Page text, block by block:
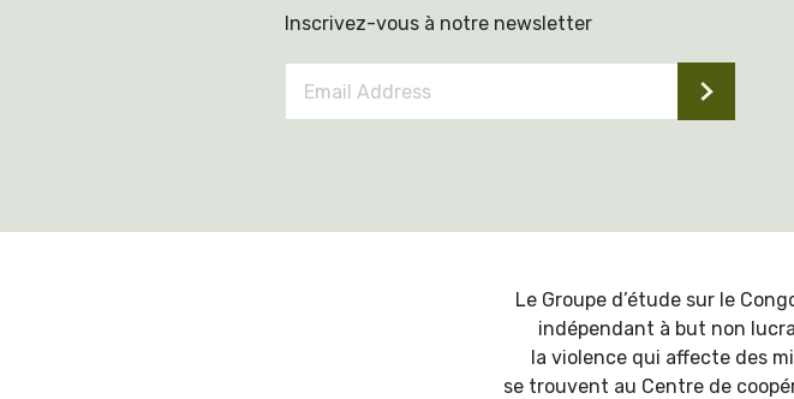
Inscrivez-vous à notre newsletter
Address *
Le Groupe d’étude sur le
indépendant à but non
la violence qui affecte des
se trouvent au Centre de